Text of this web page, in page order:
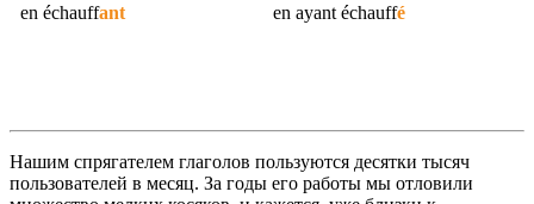
en échauffant en ayant échauffé
Нашим спрягателем глаголов пользуются десятки тысяч
пользователей в месяц. За годы его работы мы отловили